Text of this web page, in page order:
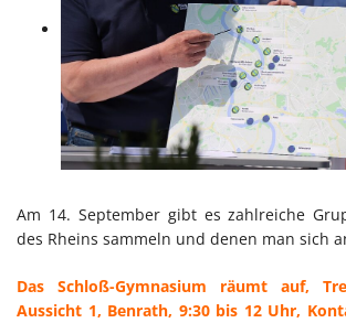
Am 14. September gibt es zahlreiche
des Rheins sammeln und denen man sich
Das Schloß-Gymnasium räumt auf,
Aussicht 1, Benrath, 9:30 bis 12 Uhr,